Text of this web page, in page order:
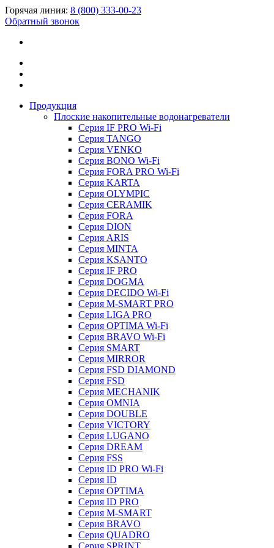
Горячая линия: 8 (800) 333-00-23
Обратный звонок
Продукция
Плоские накопительные водонагреватели
Серия IF PRO Wi-Fi
Серия TANGO
Серия VENKO
Серия BONO Wi-Fi
Серия FORA PRO Wi-Fi
Серия KARTA
Серия OLYMPIC
Серия CERAMIK
Серия FORA
Серия DION
Серия ARIS
Серия MINTA
Серия KSANTO
Серия IF PRO
Серия DOGMA
Серия DECIDO Wi-Fi
Серия M-SMART PRO
Серия LIGA PRO
Серия OPTIMA Wi-Fi
Серия BRAVO Wi-Fi
Серия SMART
Серия MIRROR
Серия FSD DIAMOND
Серия FSD
Серия MECHANIK
Серия OMNIA
Серия DOUBLE
Серия VICTORY
Серия LUGANO
Серия DREAM
Серия FSS
Серия ID PRO Wi-Fi
Серия ID
Серия OPTIMA
Серия ID PRO
Серия M-SMART
Серия BRAVO
Серия QUADRO
Серия SPRINT